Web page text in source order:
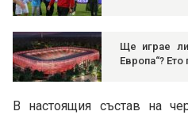
Ще играе
Европа“? Ето
В настоящия състав на